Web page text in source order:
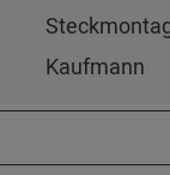
Kaufmann